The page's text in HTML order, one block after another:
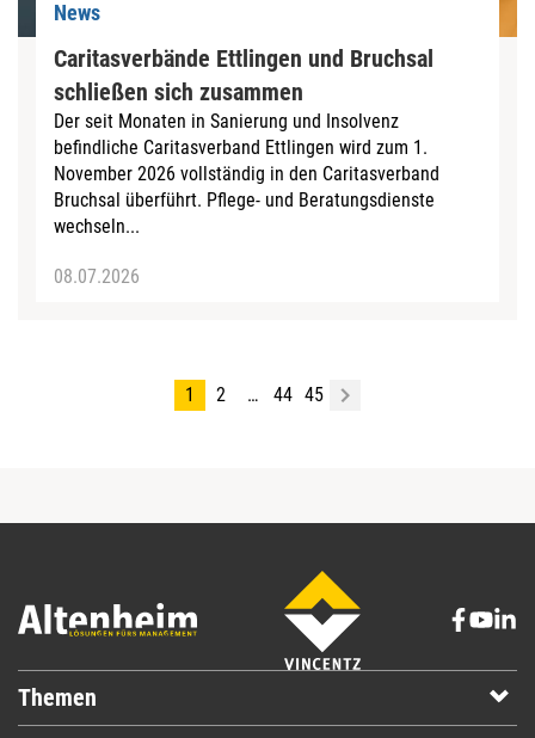
News
Caritasverbände Ettlingen und Bruchsal
schließen sich zusammen
Der seit Monaten in Sanierung und Insolvenz
befindliche Caritasverband Ettlingen wird zum 1.
November 2026 vollständig in den Caritasverband
Bruchsal überführt. Pflege- und Beratungsdienste
wechseln...
08.07.2026
1 2 … 44 45
Themen